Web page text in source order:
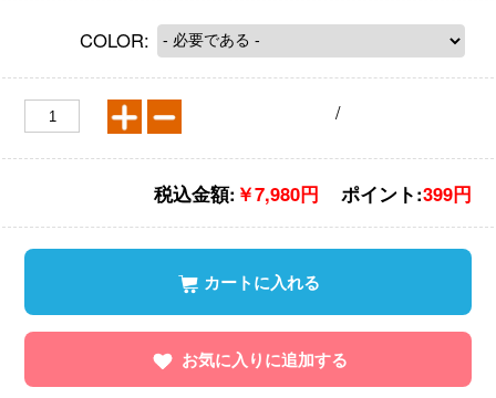
COLOR:
/
税込金額: ￥7,980円 ポイント:399円
カートに入れる
お気に入りに追加する